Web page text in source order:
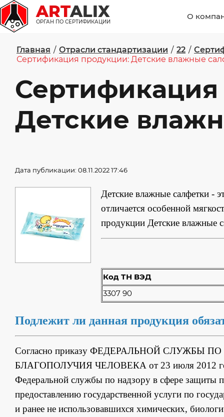
ARTALIX
ОРГАН ПО СЕРТИФИКАЦИИ
О
Главная / Отрасли стандартизации / 22 /
Сертификация продукции: Детские влажные
Детские
Дата публикации: 08.11.2022 17:46
Детские влажные салфетки -
отличается особенной
продукции Детские влажные
Код ТН ВЭД
3307 90
Подлежит ли данная продукция
Согласно приказу ФЕДЕРАЛЬНОЙ
БЛАГОПОЛУЧИЯ ЧЕЛОВЕКА от 23 июля 2012
Федеральной службы по надзору в сфере защиты
предоставлению государственной услуги по
и ранее не использовавшихся химических,